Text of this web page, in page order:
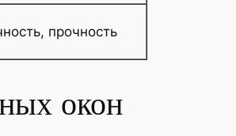
прочность
окон